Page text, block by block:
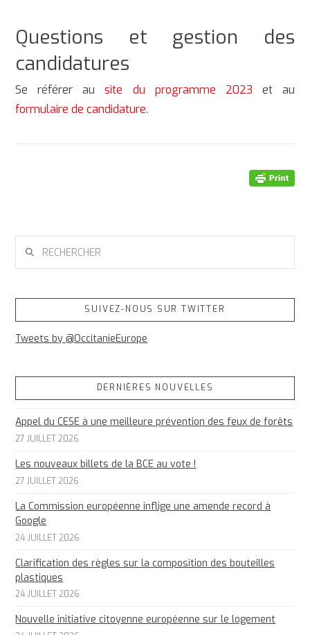
Questions et gestion des
candidatures
Se référer ausite du programme 2023 et au
formulaire de candidature.
SUIVEZ-NOUS SUR TWITTER
Tweets by @OccitanieEurope
DERNIÈRES NOUVELLES
Appel du CESE à une meilleure prévention des feux de forêts
27 JUILLET 2026
Les nouveaux billets de la BCE au vote !
27 JUILLET 2026
La Commission européenne inflige une amende record à
Google
24 JUILLET 2026
Clarification des règles sur la composition des bouteilles
plastiques
24 JUILLET 2026
Nouvelle initiative citoyenne européenne sur le logement